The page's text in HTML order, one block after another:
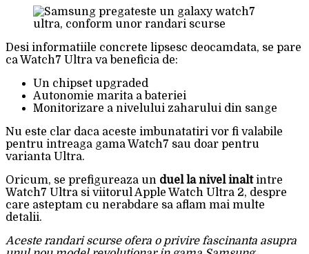
Desi informatiile concrete lipsesc deocamdata, se pare
ca Watch7 Ultra va beneficia de:
Un chipset upgraded
Autonomie marita a bateriei
Monitorizare a nivelului zaharului din sange
Nu este clar daca aceste imbunatatiri vor fi valabile
pentru intreaga gama Watch7 sau doar pentru
varianta Ultra.
Oricum, se prefigureaza un duel la nivel inaltintre
Watch7 Ultra si viitorul Apple Watch Ultra 2, despre
care asteptam cu nerabdare sa aflam mai multe
detalii.
Aceste randari scurse ofera o privire fascinanta asupra